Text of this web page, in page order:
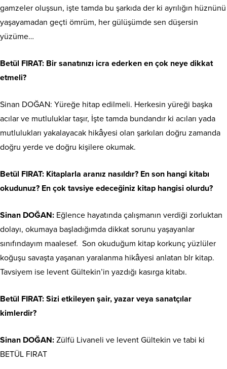
gamzeler oluşsun, işte tamda bu şarkıda der ki ayrılığın hüznünü
yaşayamadan geçti ömrüm, her gülüşümde sen düşersin
yüzüme…
Betül FIRAT: Bir sanatınızı icra ederken en çok neye dikkat
etmeli?
Sinan DOĞAN: Yüreğe hitap edilmeli. Herkesin yüreği başka
acılar ve mutluluklar taşır, İşte tamda bundandır ki acıları yada
mutlulukları yakalayacak hikâyesi olan şarkıları doğru zamanda
doğru yerde ve doğru kişilere okumak.
Betül FIRAT: Kitaplarla aranız nasıldır? En son hangi kitabı
okudunuz? En çok tavsiye edeceğiniz kitap hangisi olurdu?
Sinan DOĞAN: Eğlence hayatında çalışmanın verdiği zorluktan
dolayı, okumaya başladığımda dikkat sorunu yaşayanlar
sınıfındayım maalesef. Son okuduğum kitap korkunç yüzlüler
koğuşu savaşta yaşanan yaralanma hikâyesi anlatan blr kitap.
Tavsiyem ise levent Gültekin’in yazdığı kasırga kitabı.
Betül FIRAT: Sizi etkileyen şair, yazar veya sanatçılar
kimlerdir?
Sinan DOĞAN: Zülfü Livaneli ve levent Gültekin ve tabi ki
BETÜL FIRAT